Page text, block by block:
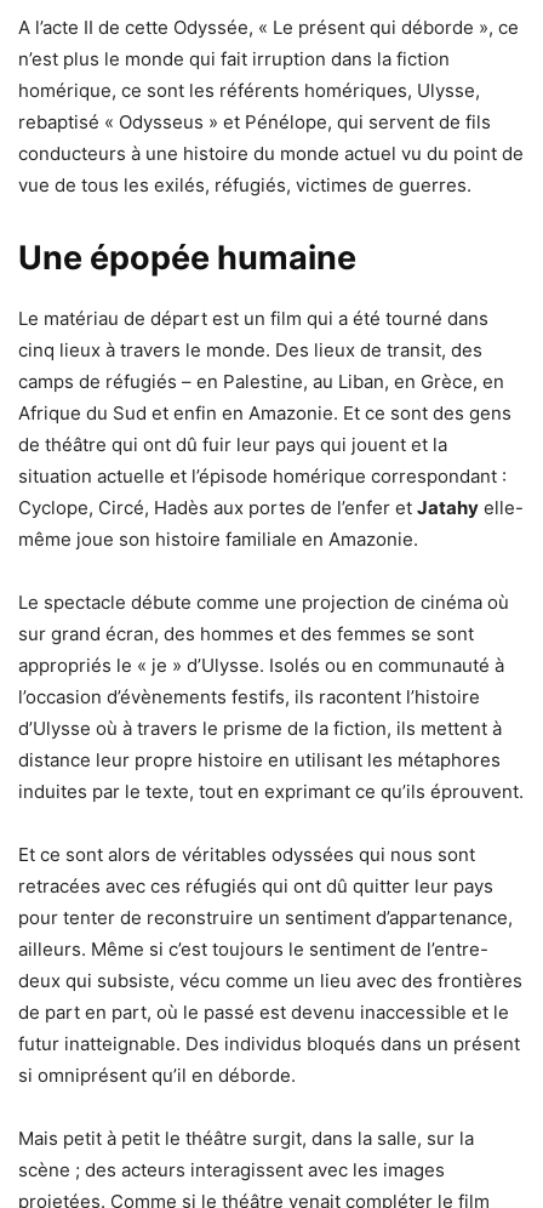
A l’acte II de cette Odyssée, « Le présent qui déborde », ce
n’est plus le monde qui fait irruption dans la fiction
homérique, ce sont les référents homériques, Ulysse,
rebaptisé « Odysseus » et Pénélope, qui servent de fils
conducteurs à une histoire du monde actuel vu du point de
vue de tous les exilés, réfugiés, victimes de guerres.
Une épopée humaine
Le matériau de départ est un film qui a été tourné dans
cinq lieux à travers le monde. Des lieux de transit, des
camps de réfugiés – en Palestine, au Liban, en Grèce, en
Afrique du Sud et enfin en Amazonie. Et ce sont des gens
de théâtre qui ont dû fuir leur pays qui jouent et la
situation actuelle et l’épisode homérique correspondant :
Cyclope, Circé, Hadès aux portes de l’enfer et Jatahy elle-
même joue son histoire familiale en Amazonie.
Le spectacle débute comme une projection de cinéma où
sur grand écran, des hommes et des femmes se sont
appropriés le « je » d’Ulysse. Isolés ou en communauté à
l’occasion d’évènements festifs, ils racontent l’histoire
d’Ulysse où à travers le prisme de la fiction, ils mettent à
distance leur propre histoire en utilisant les métaphores
induites par le texte, tout en exprimant ce qu’ils éprouvent.
Et ce sont alors de véritables odyssées qui nous sont
retracées avec ces réfugiés qui ont dû quitter leur pays
pour tenter de reconstruire un sentiment d’appartenance,
ailleurs. Même si c’est toujours le sentiment de l’entre-
deux qui subsiste, vécu comme un lieu avec des frontières
de part en part, où le passé est devenu inaccessible et le
futur inatteignable. Des individus bloqués dans un présent
si omniprésent qu’il en déborde.
Mais petit à petit le théâtre surgit, dans la salle, sur la
scène ; des acteurs interagissent avec les images
projetées. Comme si le théâtre venait compléter le film